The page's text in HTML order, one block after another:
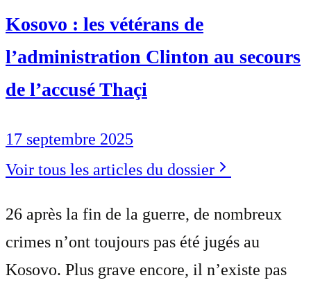
Kosovo : les vétérans de
l’administration Clinton au secours
de l’accusé Thaçi
17 septembre 2025
Voir tous les articles du dossier
26 après la fin de la guerre, de nombreux
crimes n’ont toujours pas été jugés au
Kosovo. Plus grave encore, il n’existe pas